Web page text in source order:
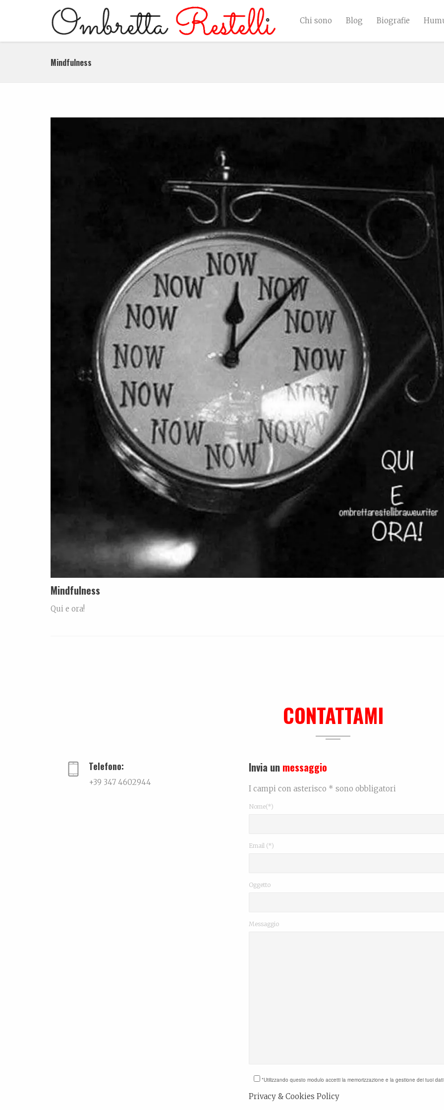
Chi sono Blog Biografie
Mindfulness
Mindfulness
Qui e ora!
CONTATTAMI
Telefono:
+39 347 4602944
Invia un messaggio
I campi con asterisco * sono obbligatori
Nome(*)
Email (*)
Oggetto
Messaggio
*Utilizzando questo modulo accetti la memorizzazione e la gestione dei tuoi
Privacy & Cookies Policy